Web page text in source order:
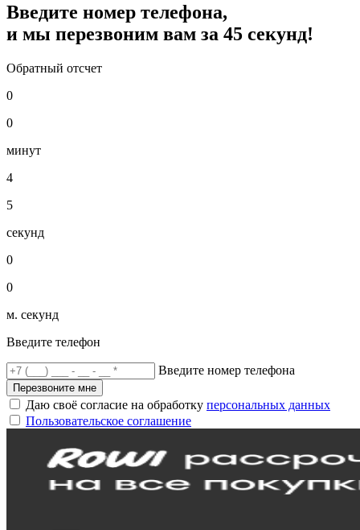
Введите номер телефона,
и мы перезвоним вам за 45 секунд!
Обратный отсчет
0
0
минут
4
5
секунд
0
0
м. секунд
Введите телефон
Введите номер телефона
Перезвоните мне
Даю своё согласие на обработку персональных данных
Пользовательское соглашение